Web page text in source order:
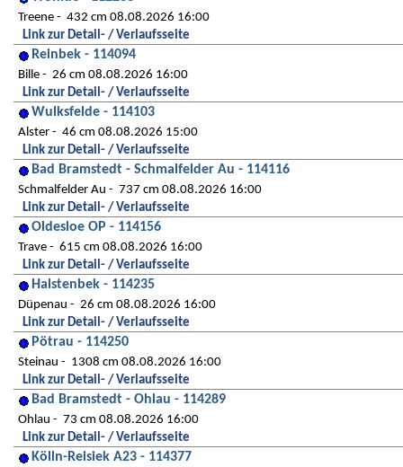
Treene
432 cm 08.08.2026 16:00
Link zur Detail- / Verlaufsseite
Reinbek - 114094
Bille
26 cm 08.08.2026 16:00
Link zur Detail- / Verlaufsseite
Wulksfelde - 114103
Alster
46 cm 08.08.2026 15:00
Link zur Detail- / Verlaufsseite
Bad Bramstedt - Schmalfelder Au - 114116
Schmalfelder Au
737 cm 08.08.2026 16:00
Link zur Detail- / Verlaufsseite
Oldesloe OP - 114156
Trave
615 cm 08.08.2026 16:00
Link zur Detail- / Verlaufsseite
Halstenbek - 114235
Düpenau
26 cm 08.08.2026 16:00
Link zur Detail- / Verlaufsseite
Pötrau - 114250
Steinau
1308 cm 08.08.2026 16:00
Link zur Detail- / Verlaufsseite
Bad Bramstedt - Ohlau - 114289
Ohlau
73 cm 08.08.2026 16:00
Link zur Detail- / Verlaufsseite
Kölln-Reisiek A23 - 114377